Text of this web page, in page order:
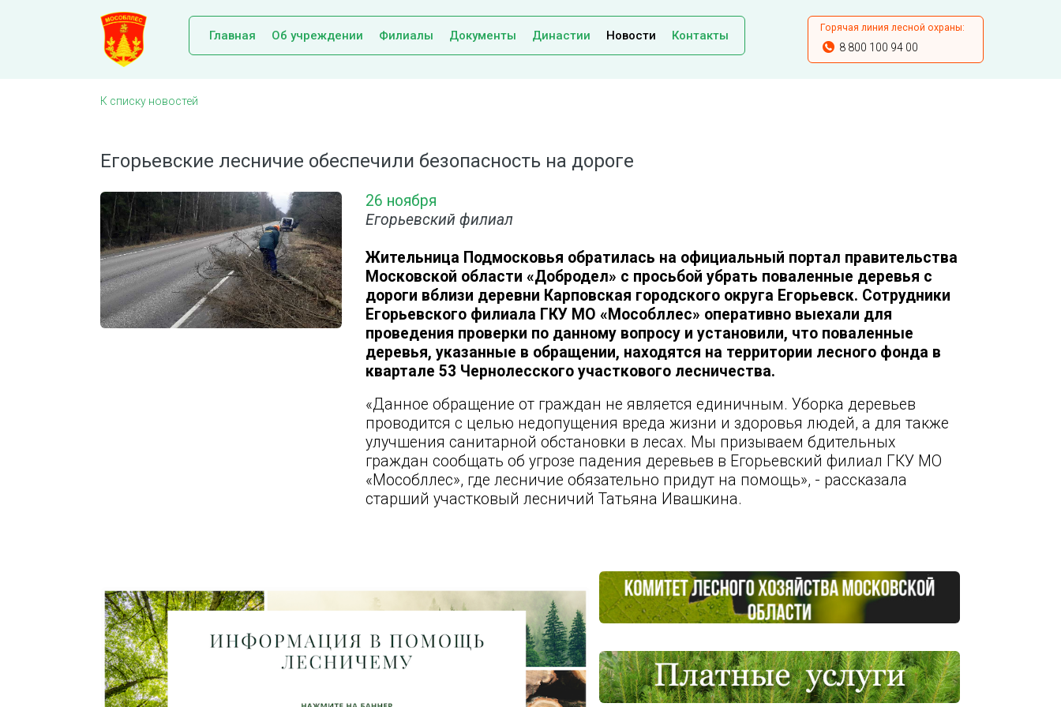
Главная Об учреждении Филиалы Документы Династии Новости Контакты
Горячая линия лесной охраны:
8 800 100 94 00
К списку новостей
Егорьевские лесничие обеспечили безопасность на дороге
26 ноября
Егорьевский филиал
Жительница Подмосковья обратилась на официальный портал правительства
Московской области «Добродел» с просьбой убрать поваленные деревья с
дороги вблизи деревни Карповская городского округа Егорьевск. Сотрудники
Егорьевского филиала ГКУ МО «Мособллес» оперативно выехали для
проведения проверки по данному вопросу и установили, что поваленные
деревья, указанные в обращении, находятся на территории лесного фонда в
квартале 53 Чернолесского участкового лесничества.
«Данное обращение от граждан не является единичным. Уборка деревьев
проводится с целью недопущения вреда жизни и здоровья людей, а для также
улучшения санитарной обстановки в лесах. Мы призываем бдительных
граждан сообщать об угрозе падения деревьев в Егорьевский филиал ГКУ МО
«Мособллес», где лесничие обязательно придут на помощь», - рассказала
старший участковый лесничий Татьяна Ивашкина.